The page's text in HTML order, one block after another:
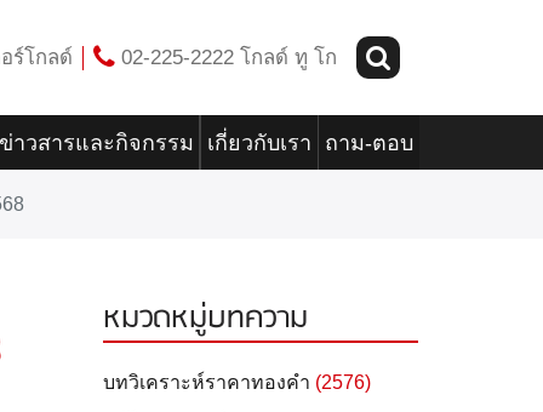
ร์โกลด์ 02-225-2222 โกลด์ ทู โก
ข่าวสารและกิจกรรม เกี่ยวกับเรา ถาม-ตอบ
หมวดหมู่บทความ
บทวิเคราะห์ราคาทองคำ (2576)